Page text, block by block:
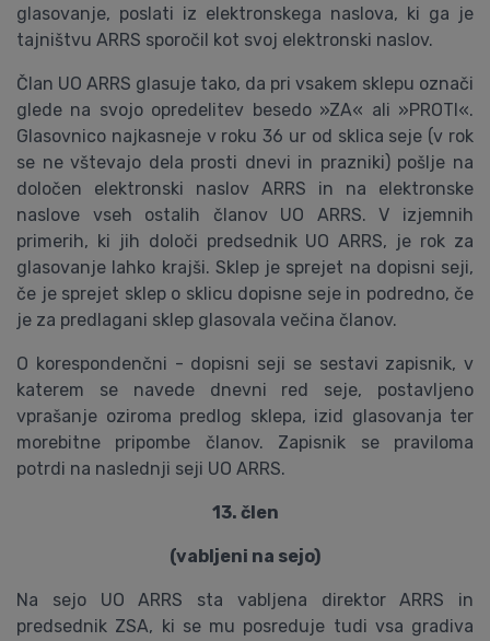
glasovanje, poslati iz elektronskega naslova, ki ga je
tajništvu ARRS sporočil kot svoj elektronski naslov.
Član UO ARRS glasuje tako, da pri vsakem sklepu označi
glede na svojo opredelitev besedo »ZA« ali »PROTI«.
Glasovnico najkasneje v roku 36 ur od sklica seje (v rok
se ne vštevajo dela prosti dnevi in prazniki) pošlje na
določen elektronski naslov ARRS in na elektronske
naslove vseh ostalih članov UO ARRS. V izjemnih
primerih, ki jih določi predsednik UO ARRS, je rok za
glasovanje lahko krajši. Sklep je sprejet na dopisni seji,
če je sprejet sklep o sklicu dopisne seje in podredno, če
je za predlagani sklep glasovala večina članov.
O korespondenčni - dopisni seji se sestavi zapisnik, v
katerem se navede dnevni red seje, postavljeno
vprašanje oziroma predlog sklepa, izid glasovanja ter
morebitne pripombe članov. Zapisnik se praviloma
potrdi na naslednji seji UO ARRS.
13. člen
(vabljeni na sejo)
Na sejo UO ARRS sta vabljena direktor ARRS in
predsednik ZSA, ki se mu posreduje tudi vsa gradiva